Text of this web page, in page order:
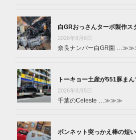
白GRおっさんターボ製作ス
2026年8月6日
奈良ナンバー白GR園 …
トーキョー土産が551豚まん
2026年8月5日
千葉のCeleste …≫≫≫
ボンネット突っかえ棒の短い